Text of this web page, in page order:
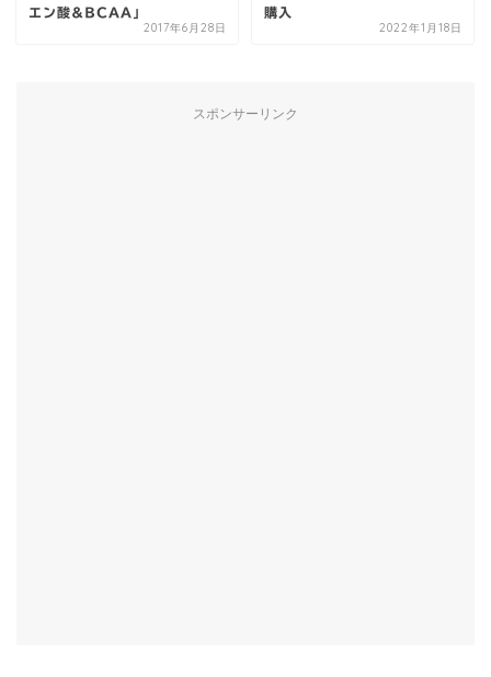
エン酸&BCAA」
2017年6月28日
購入
2022年1月18日
スポンサーリンク